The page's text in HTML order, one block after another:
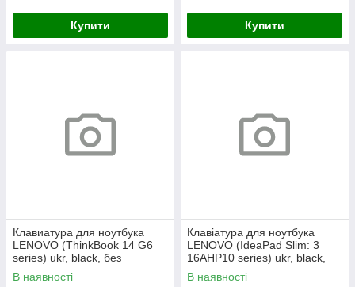
Купити Купити
Клавиатура для ноутбука
LENOVO (ThinkBook 14 G6
series) ukr, black, без
фрейма, подсветка клавиш
(copilot)
В наявності
Клавіатура для ноутбука
LENOVO (IdeaPad Slim: 3
16AHP10 series) ukr, black,
без кадру, підсвічування
клавіш
В наявності